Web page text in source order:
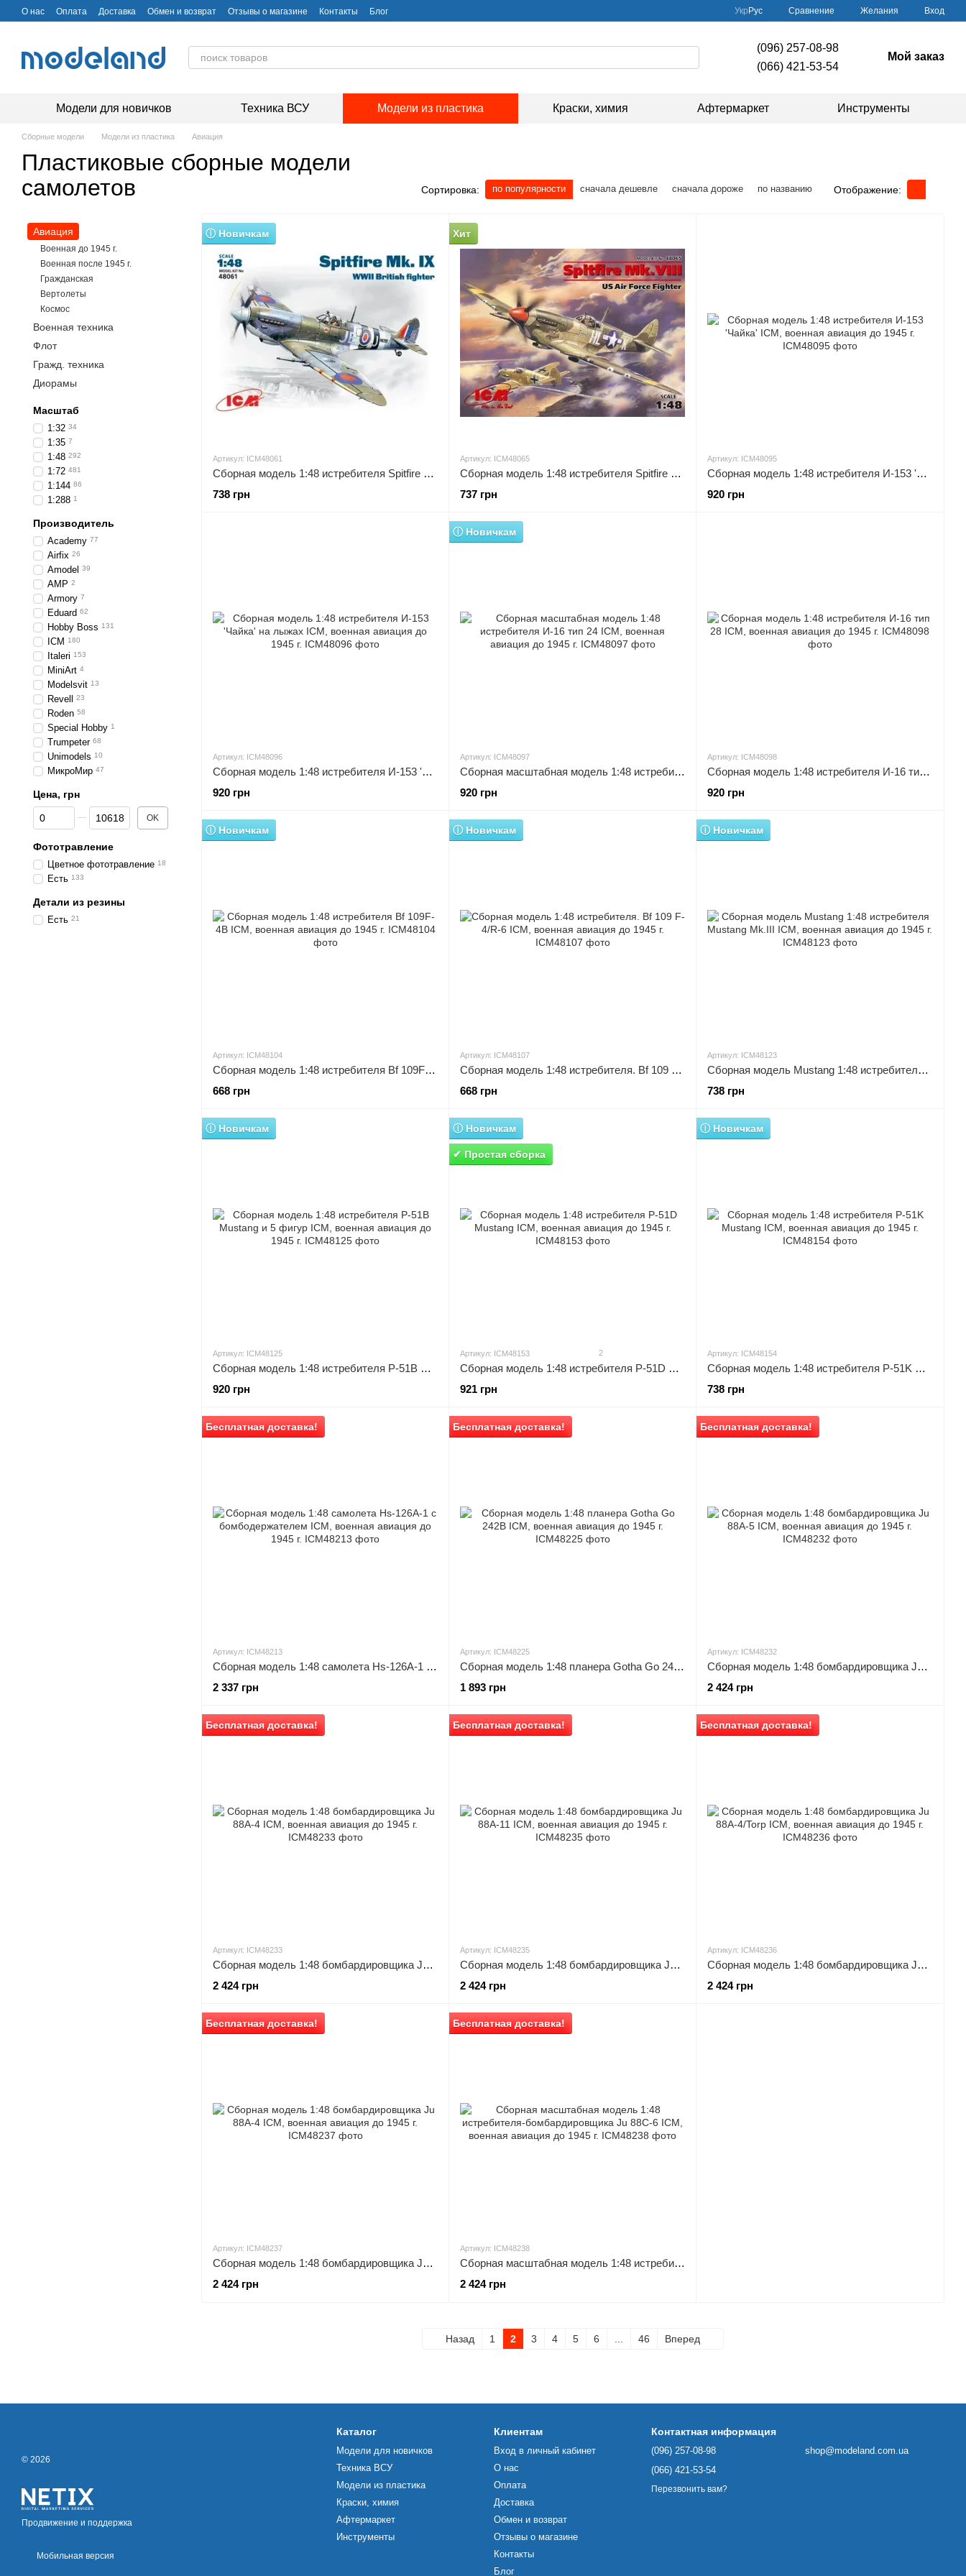
Перейти к основному контенту
О нас Оплата Доставка Обмен и возврат Отзывы о магазине Контакты Блог Укр Рус Сравнение Желания Вход
(096) 257-08-98
(066) 421-53-54
Мой заказ
Модели для новичков Техника ВСУ Модели из пластика Краски, химия Афтермаркет Инструменты
Сборные модели Модели из пластика Авиация
Пластиковые сборные модели
самолетов
Сортировка: по популярности сначала дешевле сначала дороже по названию Отображение:
ⓘ Новичкам
Артикул: ICM48061
Сборная модель 1:48 истребителя Spitfire Mk.IX ICM, военная авиация до 1945 г.
738 грн
Хит
Артикул: ICM48065
Сборная модель 1:48 истребителя Spitfire Mk.VIII (USAF) ICM, военная авиация до 1945 г.
737 грн
Артикул: ICM48095
Сборная модель 1:48 истребителя И-153 'Чайка' ICM, военная авиация до 1945 г.
920 грн
Артикул: ICM48096
Сборная модель 1:48 истребителя И-153 'Чайка' на лыжах ICM, военная авиация до 1945 г.
920 грн
ⓘ Новичкам
Артикул: ICM48097
Сборная масштабная модель 1:48 истребителя И-16 тип 24 ICM, военная авиация до 1945 г.
920 грн
Артикул: ICM48098
Сборная модель 1:48 истребителя И-16 тип 28 ICM, военная авиация до 1945 г.
920 грн
ⓘ Новичкам
Артикул: ICM48104
Сборная модель 1:48 истребителя Bf 109F-4B ICM, военная авиация до 1945 г.
668 грн
ⓘ Новичкам
Артикул: ICM48107
Сборная модель 1:48 истребителя. Bf 109 F-4/R-6 ICM, военная авиация до 1945 г.
668 грн
ⓘ Новичкам
Артикул: ICM48123
Сборная модель Mustang 1:48 истребителя Mustang Mk.III ICM, военная авиация до 1945 г.
738 грн
ⓘ Новичкам
Артикул: ICM48125
Сборная модель 1:48 истребителя P-51B Mustang и 5 фигур ICM, военная авиация до 1945 г.
920 грн
ⓘ Новичкам
✔ Простая сборка
Артикул: ICM48153 2
Сборная модель 1:48 истребителя P-51D Mustang ICM, военная авиация до 1945 г.
921 грн
ⓘ Новичкам
Артикул: ICM48154
Сборная модель 1:48 истребителя P-51K Mustang ICM, военная авиация до 1945 г.
738 грн
Бесплатная доставка!
Артикул: ICM48213
Сборная модель 1:48 самолета Hs-126A-1 с бомбодержателем ICM, военная авиация до 1945 г.
2 337 грн
Бесплатная доставка!
Артикул: ICM48225
Сборная модель 1:48 планера Gotha Go 242B ICM, военная авиация до 1945 г.
1 893 грн
Бесплатная доставка!
Артикул: ICM48232
Сборная модель 1:48 бомбардировщика Ju 88A-5 ICM, военная авиация до 1945 г.
2 424 грн
Бесплатная доставка!
Артикул: ICM48233
Сборная модель 1:48 бомбардировщика Ju 88A-4 ICM, военная авиация до 1945 г.
2 424 грн
Бесплатная доставка!
Артикул: ICM48235
Сборная модель 1:48 бомбардировщика Ju 88A-11 ICM, военная авиация до 1945 г.
2 424 грн
Бесплатная доставка!
Артикул: ICM48236
Сборная модель 1:48 бомбардировщика Ju 88A-4/Torp ICM, военная авиация до 1945 г.
2 424 грн
Бесплатная доставка!
Артикул: ICM48237
Сборная модель 1:48 бомбардировщика Ju 88A-4 ICM, военная авиация до 1945 г.
2 424 грн
Бесплатная доставка!
Артикул: ICM48238
Сборная масштабная модель 1:48 истребителя-бомбардировщика Ju 88C-6 ICM, военная авиация до 1945 г.
2 424 грн
Назад 1 2 3 4 5 6 46 Вперед
Авиация
Военная до 1945 г.
Военная после 1945 г.
Гражданская
Вертолеты
Космос
Военная техника
Флот
Гражд. техника
Диорамы
Масштаб
1:32 34
1:35 7
1:48 292
1:72 481
1:144 86
1:288 1
Производитель
Academy 77
Airfix 26
Amodel 39
AMP 2
Armory 7
Eduard 62
Hobby Boss 131
ICM 180
Italeri 153
MiniArt 4
Modelsvit 13
Revell 23
Roden 58
Special Hobby 1
Trumpeter 68
Unimodels 10
МикроМир 47
Цена, грн
От Цена, грн
До Цена, грн OK
Фототравление
Цветное фототравление 18
Есть 133
Детали из резины
Есть 21
© 2026
Продвижение и поддержка
Мобильная версия
Каталог
Модели для новичков
Техника ВСУ
Модели из пластика
Краски, химия
Афтермаркет
Инструменты
Клиентам
Вход в личный кабинет
О нас
Оплата
Доставка
Обмен и возврат
Отзывы о магазине
Контакты
Блог
Контактная информация
(096) 257-08-98
(066) 421-53-54
Перезвонить вам?
shop@modeland.com.ua